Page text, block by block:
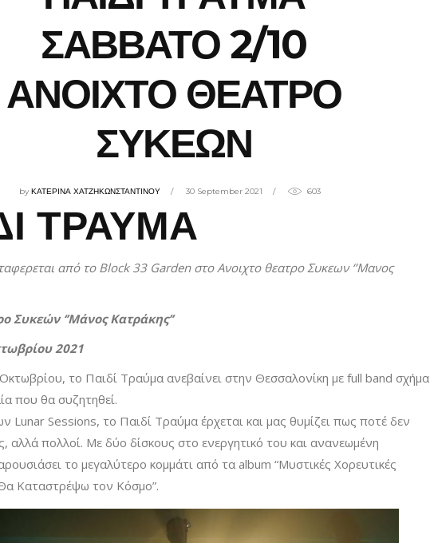
ΣΑΒΒΑΤΟ 2/10
ΑΝΟΙΧΤΟ ΘΕΑΤΡΟ
ΣΥΚΕΩΝ
byΚΑΤΕΡΙΝΑ ΧΑΤΖΗΚΩΝΣΤΑΝΤΙΝΟΥ 30 September 2021 603
ΤΡΑΥΜΑ
από το Block33 Gardenστο Ανοιχτο θεατρο Συκεων ‘’Μανος
Συκεών ‘’Μάνος Κατράκης’’
2021
το Παιδί Τραύμα ανεβαίνει στην Θεσσαλονίκη με full band σχήμα
που θα συζητηθεί.
Lunar Sessions, το Παιδί Τραύμα έρχεται και μας θυμίζει πως ποτέ δεν
αλλά πολλοί. Με δύο δίσκους στο ενεργητικό του και ανανεωμένη
το μεγαλύτερο κομμάτι από τα album “Μυστικές Χορευτικές
Καταστρέψω τον Κόσμο”.